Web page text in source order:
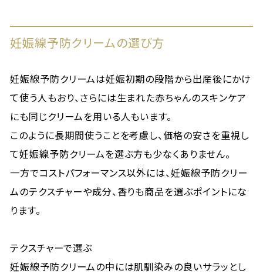
妊娠線予防クリームの選び方
妊娠線予防クリームは妊娠初期の段階から出産後にかけ
て使う人もおり、さらには生まれた赤ちゃんのスキンケア
にも同じクリームを用いる人もいます。
このように長期間使うことを考慮し、価格の安さを重視し
て妊娠線予防クリームを選ぶ方も少なくありません。
一方でコストパフォーマンス以外には、妊娠線予防クリー
ムのテクスチャーや成分、香りも商品を選ぶポイントにな
ります。
テクスチャーで選ぶ
妊娠線予防クリームの中には肌馴染みの良いサラッとし